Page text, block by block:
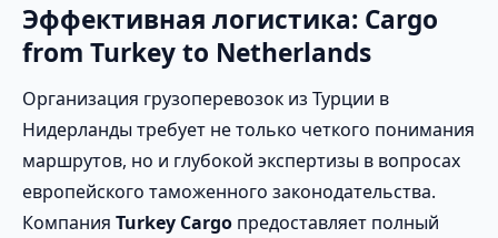
Эффективная логистика: Cargo
from Turkey to Netherlands
Организация грузоперевозок из Турции в
Нидерланды требует не только четкого понимания
маршрутов, но и глубокой экспертизы в вопросах
европейского таможенного законодательства.
Компания Turkey Cargo предоставляет полный